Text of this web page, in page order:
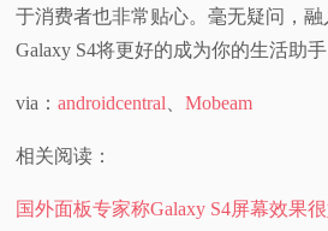
于消费者也非常贴心。毫无疑问，
Galaxy S4将更好的成为你的生活助手
via：androidcentral、Mobeam
相关阅读：
国外面板专家称Galaxy S4屏幕效果